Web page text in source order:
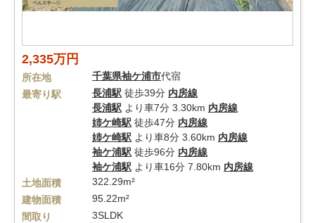
2,335万円
所在地 千葉県袖ケ浦市代宿
最寄り駅
長浦駅 徒歩39分 内房線
長浦駅 より車7分 3.30km 内房線
姉ケ崎駅 徒歩47分 内房線
姉ケ崎駅 より車8分 3.60km 内房線
袖ケ浦駅 徒歩96分 内房線
袖ケ浦駅 より車16分 7.80km 内房線
土地面積
322.29m²
建物面積
95.22m²
間取り
3SLDK